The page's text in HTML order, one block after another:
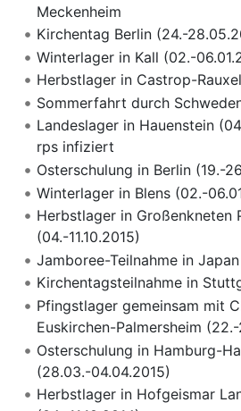
Meckenheim
Kirchentag Berlin (24.-
Winterlager in Kall (02.-
Herbstlager in Castrop-
Sommerfahrt durch
Landeslager in Hauenstein
rps infiziert
Osterschulung in Berlin (19.-
Winterlager in Blens (02.-
Herbstlager in Großenkneten
(04.-11.10.2015)
Jamboree-Teilnahme in
Kirchentagsteilnahme in
Pfingstlager gemeinsam mit
Euskirchen-Palmersheim
Osterschulung in Hamburg-
(28.03.-04.04.2015)
Herbstlager in Hofgeismar